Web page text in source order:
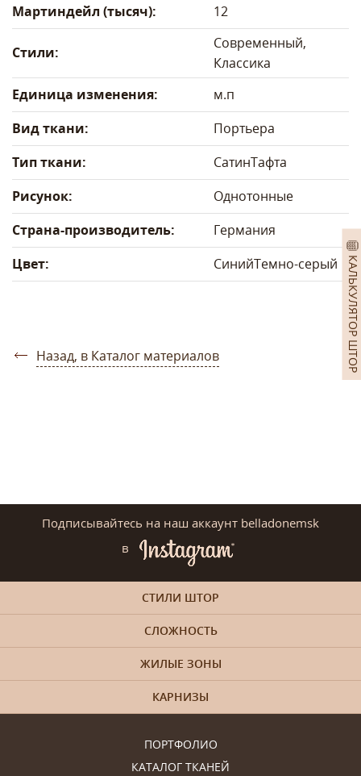
КАЛЬКУЛЯТОР ШТОР
Мартиндейл (тысяч):
12
Стили:
Современный,
Классика
Единица изменения:
м.п
Вид ткани:
Портьера
Тип ткани:
СатинТафта
Рисунок:
Однотонные
Страна-производитель:
Германия
Цвет:
СинийТемно-серый
Назад, в Каталог материалов
Подписывайтесь на наш аккаунт belladonemsk
в
ПОРТФОЛИО
КАТАЛОГ ТКАНЕЙ
СТИЛИ ШТОР
СЛОЖНОСТЬ
ЖИЛЫЕ ЗОНЫ
КАРНИЗЫ